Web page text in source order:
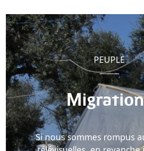
PEUPLE
Si nous sommes rompus